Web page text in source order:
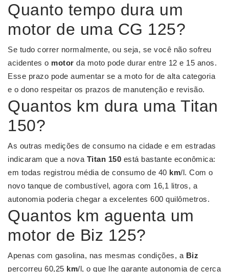
Quanto tempo dura um
motor de uma CG 125?
Se tudo correr normalmente, ou seja, se você não sofreu
acidentes o motor da moto pode durar entre 12 e 15 anos.
Esse prazo pode aumentar se a moto for de alta categoria
e o dono respeitar os prazos de manutenção e revisão.
Quantos km dura uma Titan
150?
As outras medições de consumo na cidade e em estradas
indicaram que a nova Titan 150 está bastante econômica:
em todas registrou média de consumo de 40 km/l. Com o
novo tanque de combustível, agora com 16,1 litros, a
autonomia poderia chegar a excelentes 600 quilômetros.
Quantos km aguenta um
motor de Biz 125?
Apenas com gasolina, nas mesmas condições, a Biz
percorreu 60,25 km/l, o que lhe garante autonomia de cerca